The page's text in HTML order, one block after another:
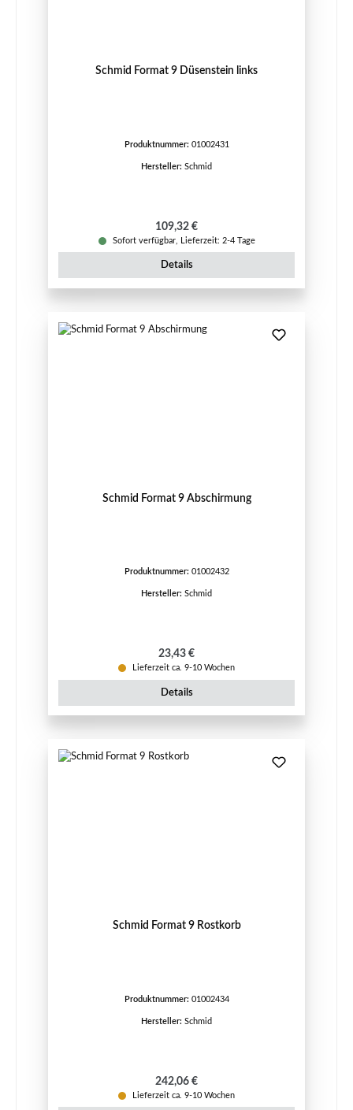
Schmid Format 9 Düsenstein links
Produktnummer: 01002431
Hersteller: Schmid
Regulärer Preis:
109,32 €
Sofort verfügbar, Lieferzeit: 2-4 Tage
Details
Schmid Format 9 Abschirmung
Produktnummer: 01002432
Hersteller: Schmid
Regulärer Preis:
23,43 €
Lieferzeit ca. 9-10 Wochen
Details
Schmid Format 9 Rostkorb
Produktnummer: 01002434
Hersteller: Schmid
Regulärer Preis:
242,06 €
Lieferzeit ca. 9-10 Wochen